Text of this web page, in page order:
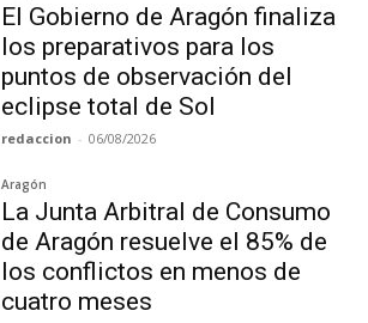
El Gobierno de Aragón finaliza
los preparativos para los
puntos de observación del
eclipse total de Sol
redaccion - 06/08/2026
Aragón
La Junta Arbitral de Consumo
de Aragón resuelve el 85% de
los conflictos en menos de
cuatro meses